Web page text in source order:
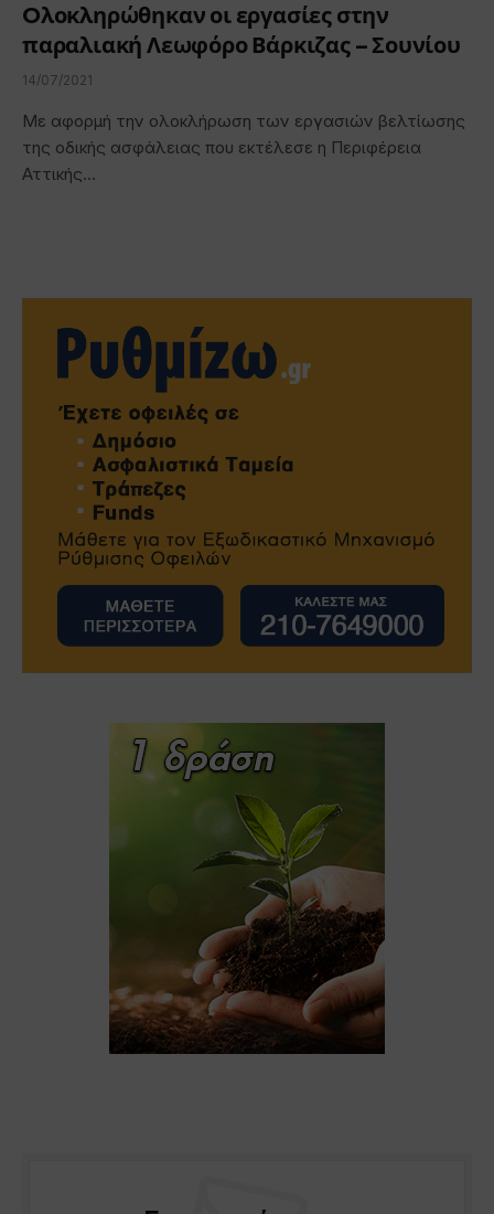
Oλοκληρώθηκαν οι εργασίες στην
παραλιακή Λεωφόρο Βάρκιζας – Σουνίου
14/07/2021
Με αφορμή την ολοκλήρωση των εργασιών βελτίωσης
της οδικής ασφάλειας που εκτέλεσε η Περιφέρεια
Αττικής…